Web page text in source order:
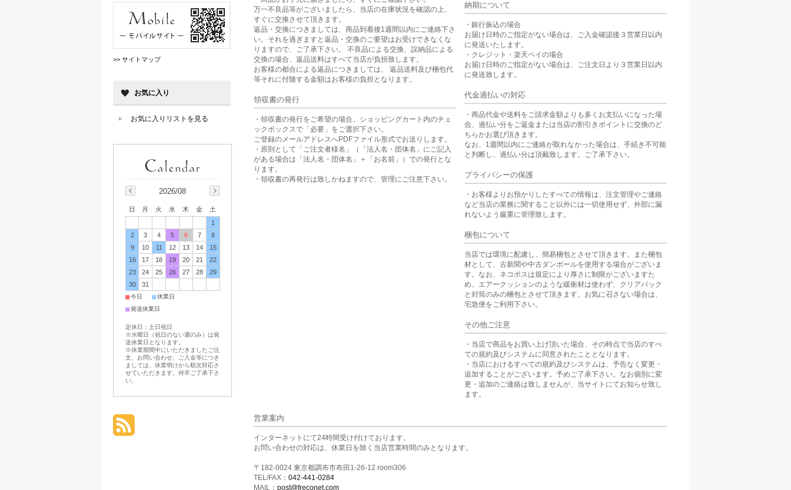
万一不良品等がございましたら、当店の在庫状況を確認の上、
すぐに交換させて頂きます。
返品・交換につきましては、商品到着後1週間以内にご連絡下さ
い。それを過ぎますと返品・交換のご要望はお受けできなくな
りますので、ご了承下さい。 不良品による交換、誤納品による
交換の場合、返品送料はすべて当店が負担致します。
お客様の都合による返品につきましては、 返品送料及び梱包代
等それに付随する金額はお客様の負担となります。
領収書の発行
・領収書の発行をご希望の場合、ショッピングカート内のチェ
ックボックスで「必要」をご選択下さい。
ご登録のメールアドレスへPDFファイル形式でお送りします。
・原則として「ご注文者様名」（「法人名・団体名」にご記入
がある場合は「法人名・団体名」＋「お名前」）での発行とな
ります。
・領収書の再発行は致しかねますので、管理にご注意下さい。
納期について
・銀行振込の場合
お届け日時のご指定がない場合は、ご入金確認後３営業日以内
に発送いたします。
・クレジット・楽天ペイの場合
お届け日時のご指定がない場合は、ご注文日より３営業日以内
に発送致します。
代金過払いの対応
・商品代金や送料をご請求金額よりも多くお支払いになった場
合、過払い分をご返金または当店の割引きポイントに交換のど
ちらかお選び頂きます。
なお、1週間以内にご連絡が取れなかった場合は、手続き不可能
と判断し、過払い分は頂戴致します。ご了承下さい。
プライバシーの保護
・お客様よりお預かりしたすべての情報は、注文管理やご連絡
など当店の業務に関すること以外には一切使用せず、外部に漏
れないよう厳重に管理致します。
梱包について
当店では環境に配慮し、簡易梱包とさせて頂きます。また梱包
材として、古新聞や中古ダンボールを使用する場合がございま
す。なお、ネコポスは規定により厚さに制限がございますた
め、エアークッションのような緩衝材は使わず、クリアパック
と封筒のみの梱包とさせて頂きます。お気に召さない場合は、
宅急便をご利用下さい。
その他ご注意
・当店で商品をお買い上げ頂いた場合、その時点で当店のすべ
ての規約及びシステムに同意されたこととなります。
・当店におけるすべての規約及びシステムは、予告なく変更・
追加することがございます。予めご了承下さい。なお個別に変
更・追加のご連絡は致しませんが、当サイトにてお知らせ致し
ます。
営業案内
インターネットにて24時間受け付けております。
お問い合わせの対応は、休業日を除く当店営業時間のみとなります。
〒182-0024 東京都調布市布田1-26-12 room306
TEL/FAX： 042-441-0284
MAIL： post@freconet.com
>> サイトマップ
お気に入り
お気に入りリストを見る
2026/08
日 月 火 水 木 金
土
1
2
3 4 5 6 7
8
9
10 11 12 13 14
15
16
17 18 19 20 21
22
23
24 25 26 27 28
29
30
31
■今日 ■休業日
■発送休業日
定休日：土日祝日
※水曜日（祝日のない週のみ）は発
送休業日となります。
※休業期間中にいただきましたご注
文、お問い合わせ、ご入金等につき
ましては、休業明けから順次対応さ
せていただきます。何卒ご了承下さ
い。